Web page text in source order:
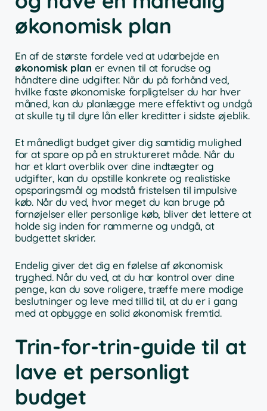
økonomisk plan
En af de største fordele ved at udarbejde en
økonomisk plan er evnen til at forudse og
håndtere dine udgifter. Når du på forhånd ved,
hvilke faste økonomiske forpligtelser du har hver
måned, kan du planlægge mere effektivt og undgå
at skulle ty til dyre lån eller kreditter i sidste øjeblik.
Et månedligt budget giver dig samtidig mulighed
for at spare op på en struktureret måde. Når du
har et klart overblik over dine indtægter og
udgifter, kan du opstille konkrete og realistiske
opsparingsmål og modstå fristelsen til impulsive
køb. Når du ved, hvor meget du kan bruge på
fornøjelser eller personlige køb, bliver det lettere at
holde sig inden for rammerne og undgå, at
budgettet skrider.
Endelig giver det dig en følelse af økonomisk
tryghed. Når du ved, at du har kontrol over dine
penge, kan du sove roligere, træffe mere modige
beslutninger og leve med tillid til, at du er i gang
med at opbygge en solid økonomisk fremtid.
Trin-for-trin-guide til at
lave et personligt
budget